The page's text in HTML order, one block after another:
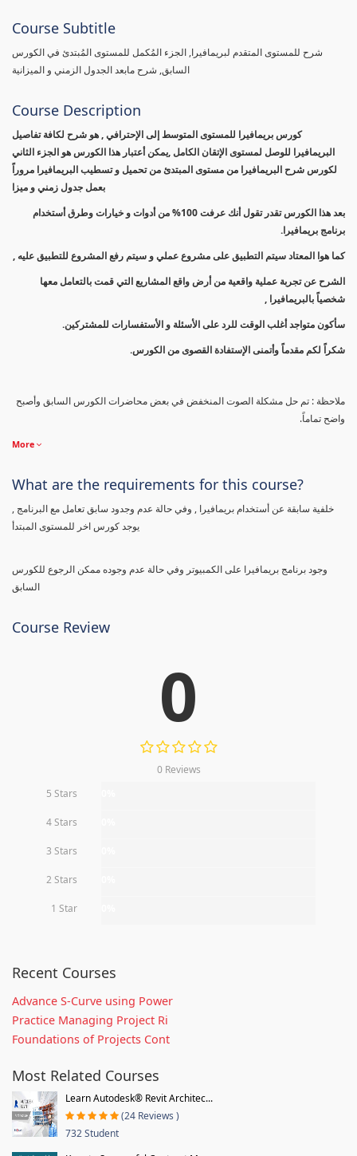
Course Subtitle
شرح للمستوى المتقدم لبريمافيرا, الجزء المُكمل للمستوى المُبتدئ في الكورس
السابق, شرح مابعد الجدول الزمني و الميزانية
Course Description
كورس بريمافيرا للمستوى المتوسط إلى الإحترافي , هو شرح لكافة تفاصيل
البريمافيرا للوصل لمستوى الإتقان الكامل ,يمكن أعتبار هذا الكورس هو الجزء الثاني
لكورس شرح البريمافيرا من مستوى المبتدئ من تحميل و تسطيب البريمافيرا مروراً
بعمل جدول زمني و ميزا
بعد هذا الكورس تقدر تقول أنك عرفت 100% من أدوات و خيارات وطرق أستخدام
برنامج بريمافيرا.
كما هوا المعتاد سيتم التطبيق على مشروع عملي و سيتم رفع المشروع للتطبيق عليه ,
الشرح عن تجربة عملية واقعية من أرض واقع المشاريع التي قمت بالتعامل معها
شخصياً بالبريمافيرا ,
سأكون متواجد أغلب الوقت للرد على الأسئلة و الأستفسارات للمشتركين.
شكراً لكم مقدماً وأتمنى الإستفادة القصوى من الكورس.
ملاحظة : تم حل مشكلة الصوت المنخفض في بعض محاضرات الكورس السابق وأصبح
واضح تماماً.
More
What are the requirements for this course?
خلفية سابقة عن أستخدام بريمافيرا , وفي حالة عدم وجدود سابق تعامل مع البرنامج ,
يوجد كورس اخر للمستوى المبتدأ
وجود برنامج بريمافيرا على الكمبيوتر وفي حالة عدم وجوده ممكن الرجوع للكورس
السابق
Course Review
0
0 Reviews
5 Stars
4 Stars
3 Stars
2 Stars
1 Star
Recent Courses
Advance S-Curve using Power
Practice Managing Project Ri
Foundations of Projects Cont
Most Related Courses
Learn Autodesk® Revit Architec...
(24 Reviews )
732 Student